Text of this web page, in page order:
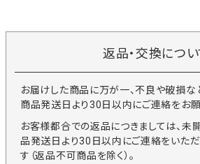
返品・交換につい
お届けした商品に万が一、不良や破損な
商品発送日より30日以内にご連絡をお願
お客様都合での返品につきましては、未
品発送日より30日以内にご連絡をいた
す（返品不可商品を除く）。